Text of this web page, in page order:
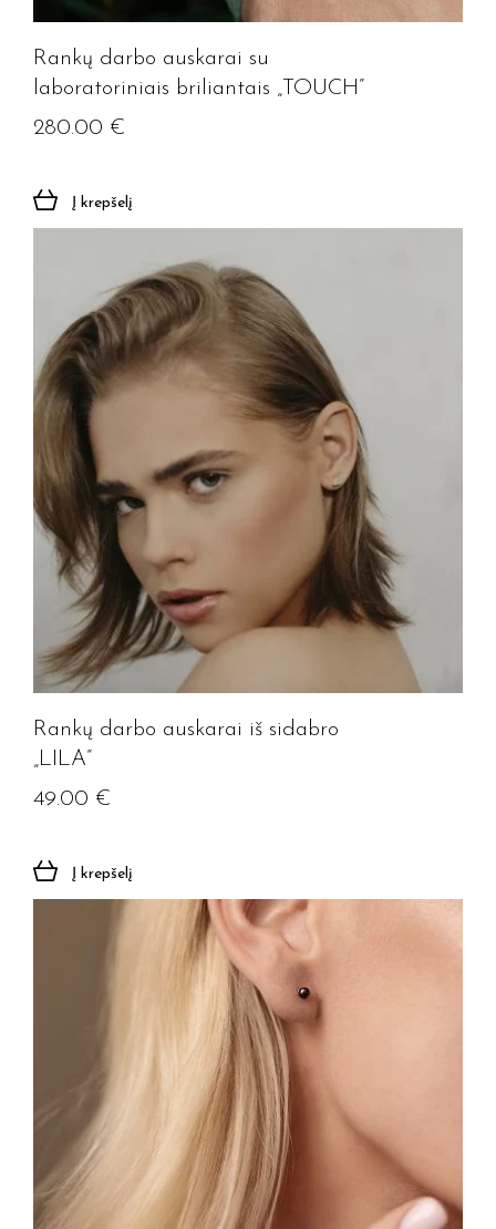
Rankų darbo auskarai su
laboratoriniais briliantais „TOUCH”
280.00 €
Į krepšelį
Rankų darbo auskarai iš sidabro
„LILA”
49.00 €
Į krepšelį